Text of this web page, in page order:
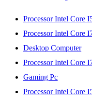
Processor Intel Core
Processor Intel Core
Desktop Computer
Processor Intel Core
Gaming Pc
Processor Intel Core